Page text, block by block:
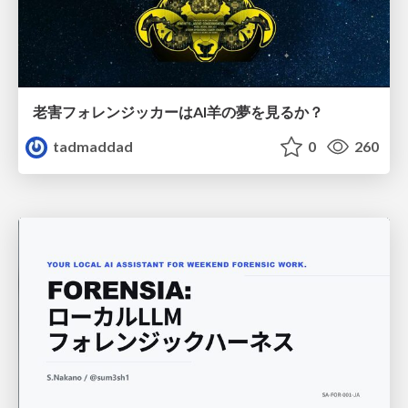
老害フォレンジッカーはAI羊の夢を見るか？
tadmaddad
0 260